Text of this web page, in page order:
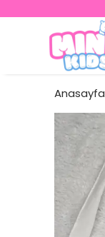
Anasayfa